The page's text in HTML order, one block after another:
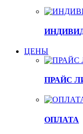
ЦЕНЫ
ПРАЙС
ОПЛАТА